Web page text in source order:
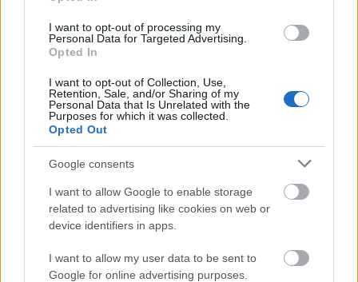
I want to opt-out of processing my
Personal Data for Targeted Advertising.
Opted In
I want to opt-out of Collection, Use,
Retention, Sale, and/or Sharing of my
Personal Data that Is Unrelated with the
Purposes for which it was collected.
Opted Out
Google consents
I want to allow Google to enable storage
related to advertising like cookies on web or
device identifiers in apps.
I want to allow my user data to be sent to
Google for online advertising purposes.
BEST OF INTERNET